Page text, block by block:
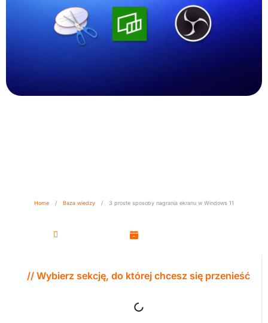
Home / Baza wiedzy / 3 proste sposoby nagrania ekranu w Windows 11
// Wybierz sekcję, do której chcesz się przenieść